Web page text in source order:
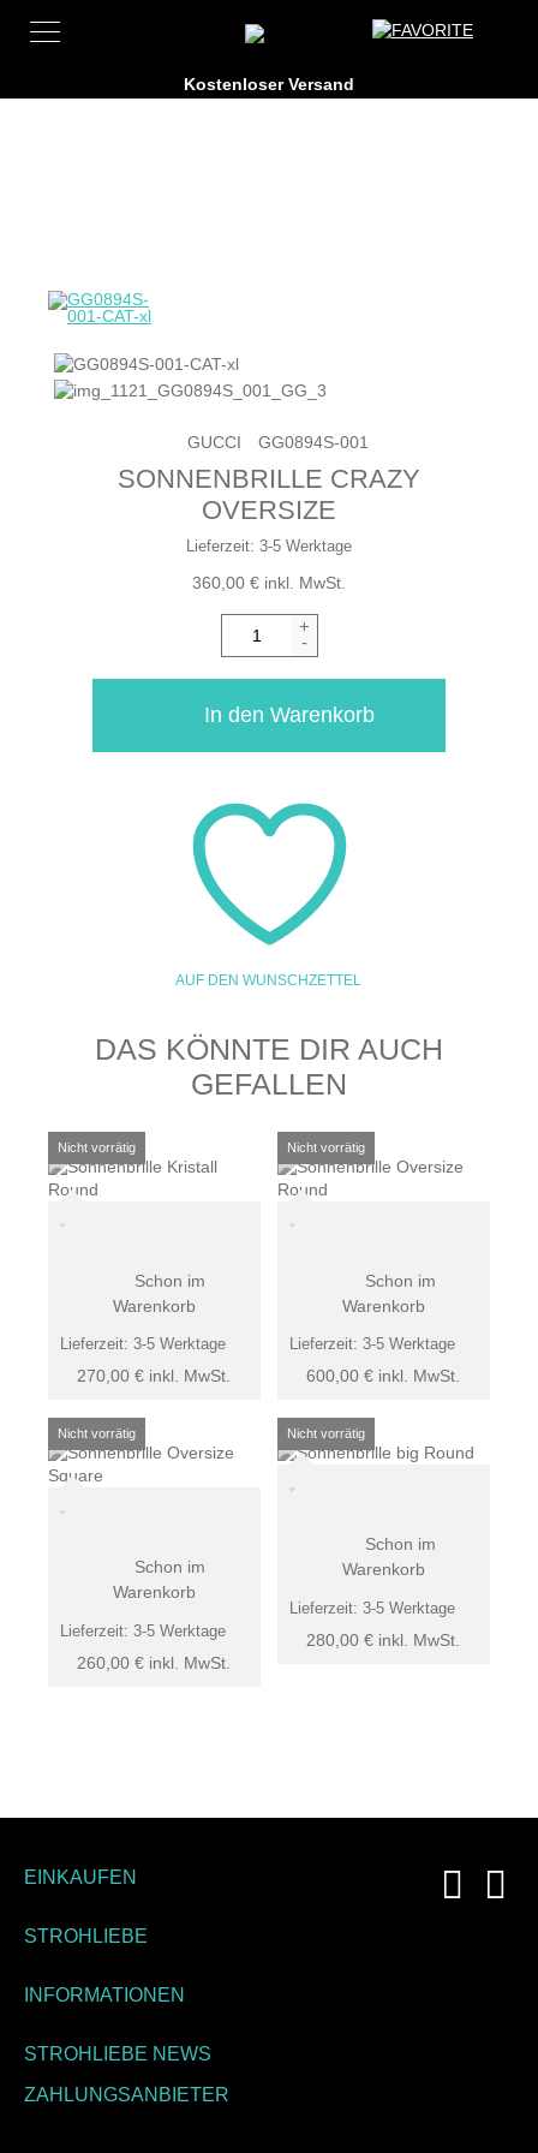
GG0894S-001
GUCCI
SONNENBRILLE CRAZY
OVERSIZE
Lieferzeit: 3-5 Werktage
360,00 € inkl. MwSt.
-
+
In den Warenkorb
AUF DEN WUNSCHZETTEL
DAS KÖNNTE DIR AUCH
GEFALLEN
270,00 € inkl. MwSt.
Lieferzeit: 3-5 Werktage
Schon im
Warenkorb
600,00€ inkl. MwSt.
Lieferzeit:3-5 Werktage
Schon im
Warenkorb
260,00 € inkl. MwSt.
Lieferzeit: 3-5 Werktage
Schon im
Warenkorb
280,00€ inkl. MwSt.
Lieferzeit:3-5 Werktage
Schon im
Warenkorb
EINKAUFEN
STROHLIEBE
INFORMATIONEN
STROHLIEBE NEWS
ZAHLUNGSANBIETER